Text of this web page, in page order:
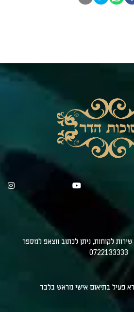
לקוחות, ניתן לכתוב ווצאפ למספר
0722133333
פעיל בתיאום אישי מראש בלבד